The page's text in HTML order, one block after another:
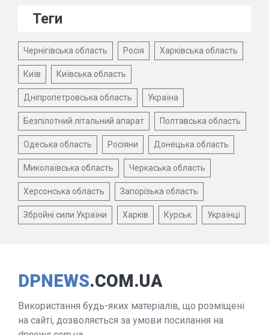
Теги
Чернігівська область Росія Харківська область
Київ Київська область
Дніпропетровська область Україна
Безпілотний літальний апарат Полтавська область
Одеська область Росіяни Донецька область
Миколаївська область Черкаська область
Херсонська область Запорізька область
Збройні сили України Харків Курськ Українці
DPNEWS.COM.UA
Використання будь-яких матеріалів, що розміщені
на сайті, дозволяється за умови посилання на